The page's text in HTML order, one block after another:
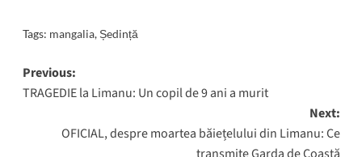
Tags: mangalia, Ședință
Post
navigation
Previous:
TRAGEDIE la Limanu: Un copil de 9 ani a murit
Next:
OFICIAL, despre moartea băiețelului din Limanu: Ce